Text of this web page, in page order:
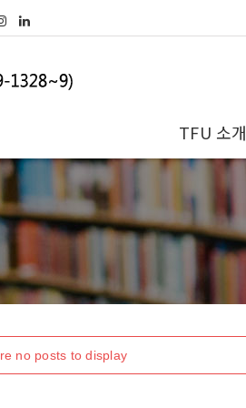
TFU 소개
no posts to display